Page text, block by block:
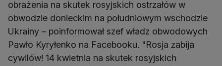
obrażenia na skutek rosyjskich ostrzałów w
obwodzie donieckim na południowym wschodzie
Ukrainy – poinformował szef władz obwodowych
Pawło Kyryłenko na Facebooku. "Rosja zabija
cywilów! 14 kwietnia na skutek rosyjskich